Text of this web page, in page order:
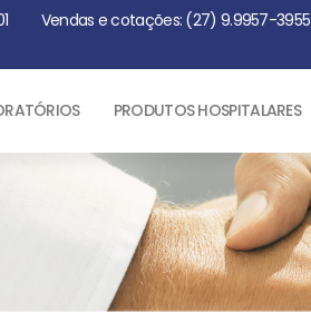
Vendas e cotações: (27) 9.9957-3955
PRODUTOS HOSPITALARES